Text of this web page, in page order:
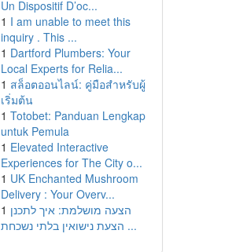
Un Dispositif D’oc...
1 I am unable to meet this
inquiry . This ...
1 Dartford Plumbers: Your
Local Experts for Relia...
1 สล็อตออนไลน์: คู่มือสำหรับผู้
เริ่มต้น
1 Totobet: Panduan Lengkap
untuk Pemula
1 Elevated Interactive
Experiences for The City o...
1 UK Enchanted Mushroom
Delivery : Your Overv...
1 הצעה מושלמת: איך לתכנן
הצעת נישואין בלתי נשכחת ...